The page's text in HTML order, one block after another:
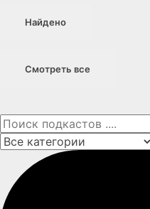
Найдено
Смотреть все